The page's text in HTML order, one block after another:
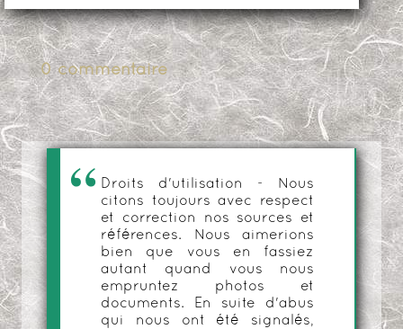
0 commentaire
Droits d'utilisation - Nous
citons toujours avec respect
et correction nos sources et
références. Nous aimerions
bien que vous en fassiez
autant quand vous nous
empruntez photos et
documents. En suite d'abus
qui nous ont été signalés,